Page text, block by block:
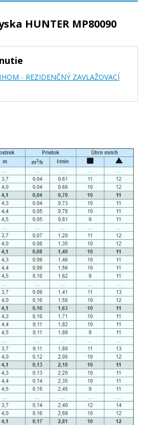
HUNTER MP80090
- REZIDENČNÝ ZAVLAŽOVACÍ